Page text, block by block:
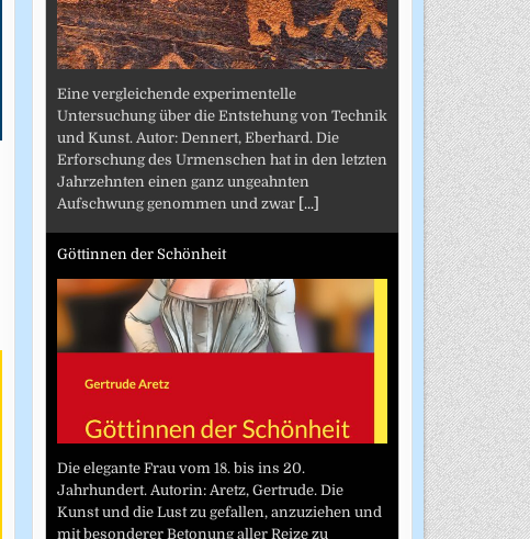
Eine vergleichende experimentelle
Untersuchung über die Entstehung von Technik
und Kunst. Autor: Dennert, Eberhard. Die
Erforschung des Urmenschen hat in den letzten
Jahrzehnten einen ganz ungeahnten
Aufschwung genommen und zwar [...]
Göttinnen der Schönheit
Die elegante Frau vom 18. bis ins 20.
Jahrhundert. Autorin: Aretz, Gertrude. Die
Kunst und die Lust zu gefallen, anzuziehen und
mit besonderer Betonung aller Reize zu